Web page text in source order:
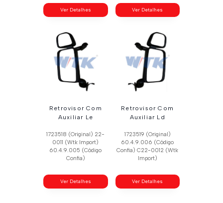
Ver Detalhes Ver Detalhes
Retrovisor Com
Auxiliar Le
1723518 (Original) 22-
0011 (Wtk Import)
60.4.9.005 (Código
Confia)
Ver Detalhes
Retrovisor Com
Auxiliar Ld
1723519 (Original)
60.4.9.006 (Código
Confia) C22-0012 (Wtk
Import)
Ver Detalhes